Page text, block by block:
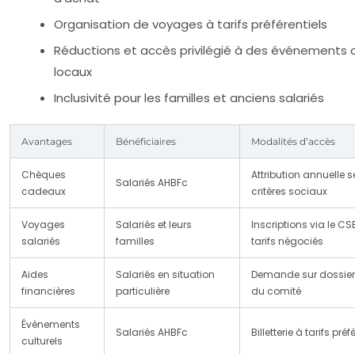
Organisation de voyages à tarifs préférentiels
Réductions et accès privilégié à des événements
locaux
Inclusivité pour les familles et anciens salariés
Avantages Bénéficiaires Modalités d’accès
Chèques
cadeaux
Salariés AHBFc
Attribution annuelle
critères sociaux
Voyages
salariés
Salariés et leurs
familles
Inscriptions via le
tarifs négociés
Aides
financières
Salariés en situation
particulière
Demande sur
du comité
Événements
culturels
Salariés AHBFc Billetterie à tarifs